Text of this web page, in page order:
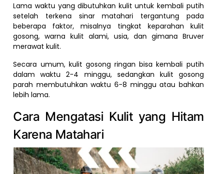
Lama waktu yang dibutuhkan kulit untuk kembali putih
setelah terkena sinar matahari tergantung pada
beberapa faktor, misalnya tingkat keparahan kulit
gosong, warna kulit alami, usia, dan gimana Bruver
merawat kulit.
Secara umum, kulit gosong ringan bisa kembali putih
dalam waktu 2-4 minggu, sedangkan kulit gosong
parah membutuhkan waktu 6-8 minggu atau bahkan
lebih lama.
Cara Mengatasi Kulit yang Hitam
Karena Matahari